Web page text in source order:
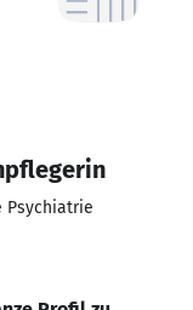
Psychiatrie